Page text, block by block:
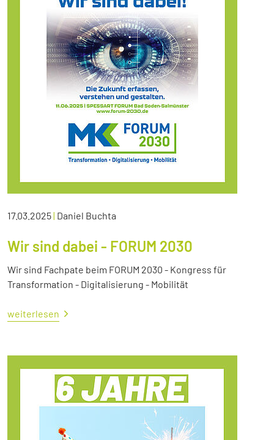
17.03.2025| Daniel Buchta
Wir sind dabei - FORUM 2030
Wir sind Fachpate beim FORUM 2030 - Kongress für
Transformation - Digitalisierung - Mobilität
weiterlesen